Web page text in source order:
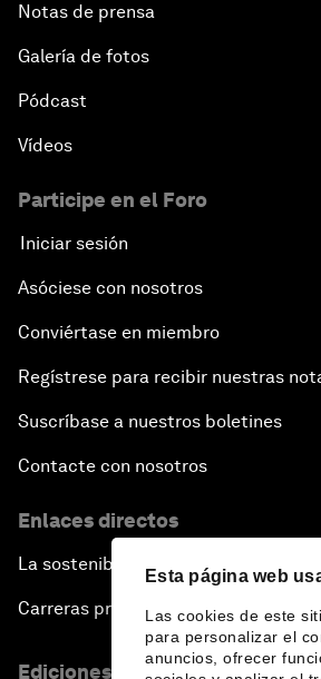
Esta página web
Las cookies de este
para personalizar el
anuncios, ofrecer
Notas de prensa
Galería de fotos
Pódcast
Vídeos
Participe en el Foro
Iniciar sesión
Asóciese con nosotros
Conviértase en miembro
Regístrese para recibir nuestras
Suscríbase a nuestros boletines
Contacte con nosotros
Enlaces directos
La sostenibilidad en el Foro
Carreras profesionales
Ediciones en otros idiomas